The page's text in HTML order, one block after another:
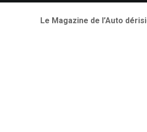
Le Magazine de l’Auto